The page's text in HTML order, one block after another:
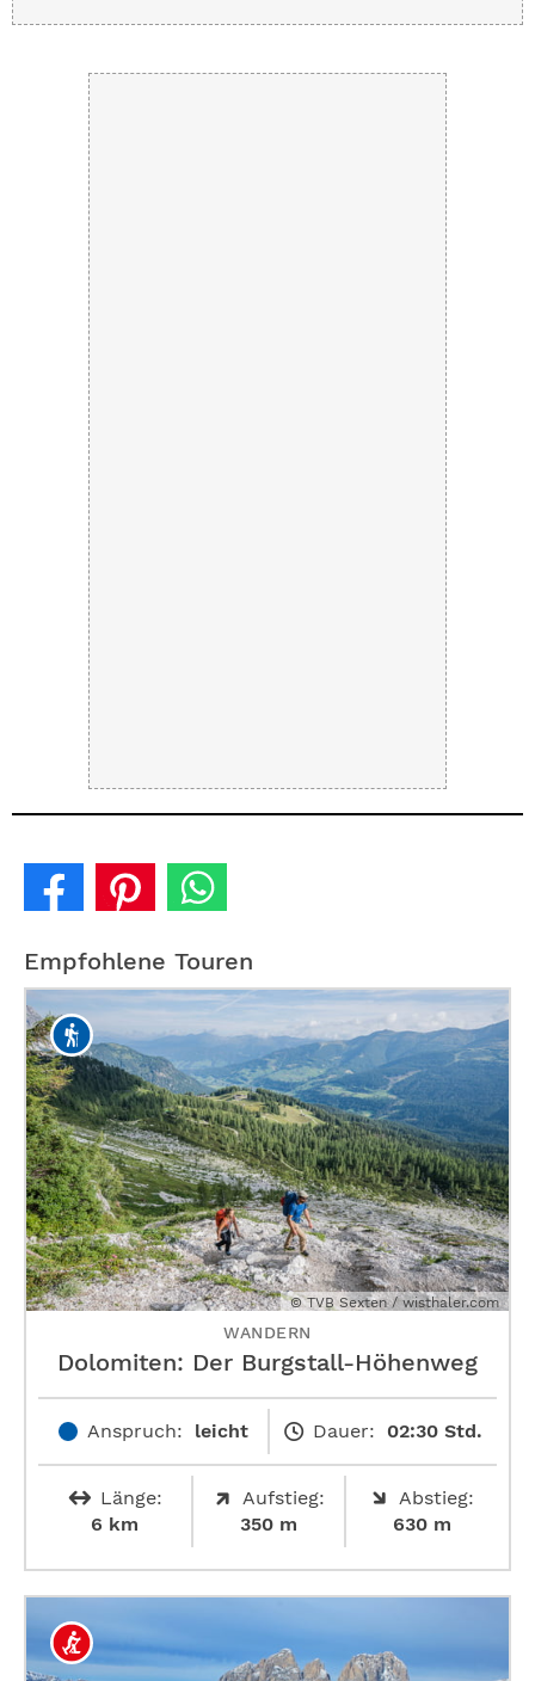
Empfohlene Touren
© TVB Sexten / wisthaler.com
WANDERN
Dolomiten: Der Burgstall-Höhenweg
Anspruch: leicht Dauer: 02:30 Std.
Länge:
6 km
Aufstieg:
350 m
Abstieg:
630 m